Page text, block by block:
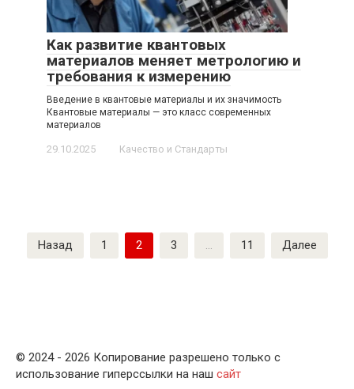
Как развитие квантовых
материалов меняет метрологию и
требования к измерению
Введение в квантовые материалы и их значимость
Квантовые материалы — это класс современных
материалов
29.10.2025 Качество и Стандарты
Пагинация
записей
Назад 1 2 3 … 11 Далее
© 2024 - 2026 Копирование разрешено только с
использование гиперссылки на наш сайт